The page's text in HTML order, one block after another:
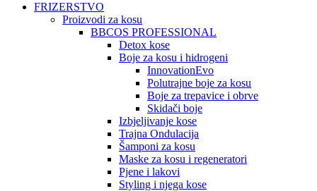
FRIZERSTVO
Proizvodi za kosu
BBCOS PROFESSIONAL
Detox kose
Boje za kosu i hidrogeni
InnovationEvo
Polutrajne boje za kosu
Boje za trepavice i obrve
Skidači boje
Izbjeljivanje kose
Trajna Ondulacija
Šamponi za kosu
Maske za kosu i regeneratori
Pjene i lakovi
Styling i njega kose